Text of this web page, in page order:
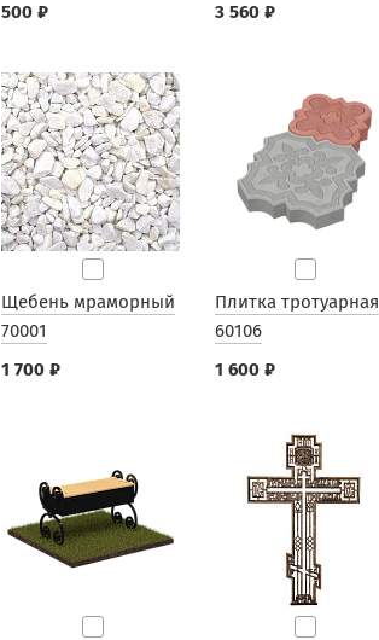
500 ₽
3 560 ₽
Щебень мраморный
70001
1 700 ₽
Плитка тротуарная
60106
1 600 ₽